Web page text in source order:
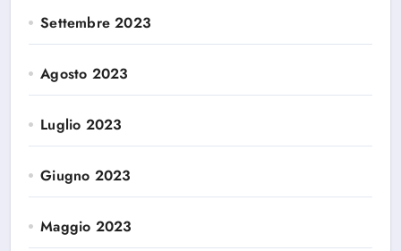
Settembre 2023
Agosto 2023
Luglio 2023
Giugno 2023
Maggio 2023